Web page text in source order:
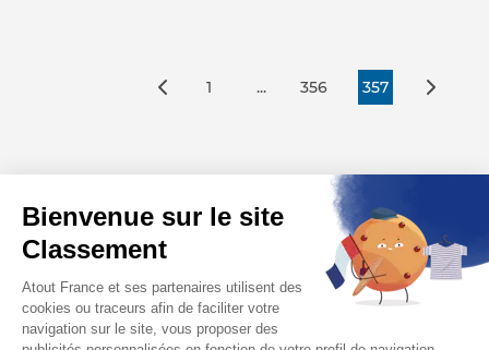
1 ... 356 357